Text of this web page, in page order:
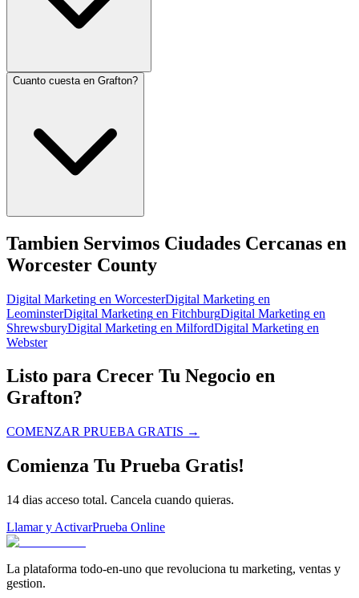
Cuanto cuesta en Grafton?
Tambien Servimos Ciudades Cercanas en
Worcester County
Digital Marketing en WorcesterDigital Marketing en
LeominsterDigital Marketing en FitchburgDigital Marketing en
ShrewsburyDigital Marketing en MilfordDigital Marketing en
Webster
Listo para Crecer Tu Negocio en
Grafton?
COMENZAR PRUEBA GRATIS →
Comienza Tu Prueba Gratis!
14 dias acceso total. Cancela cuando quieras.
Llamar y ActivarPrueba Online
La plataforma todo-en-uno que revoluciona tu marketing, ventas y
gestion.